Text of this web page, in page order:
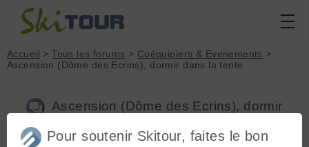
Accueil >Tous les forums > Coéquipiers & Evenements >
Ascension (Dôme des Ecrins), dormir dans la tente
Ascension (Dôme des Ecrins), dormir
Pour soutenir Skitour, faites le bon